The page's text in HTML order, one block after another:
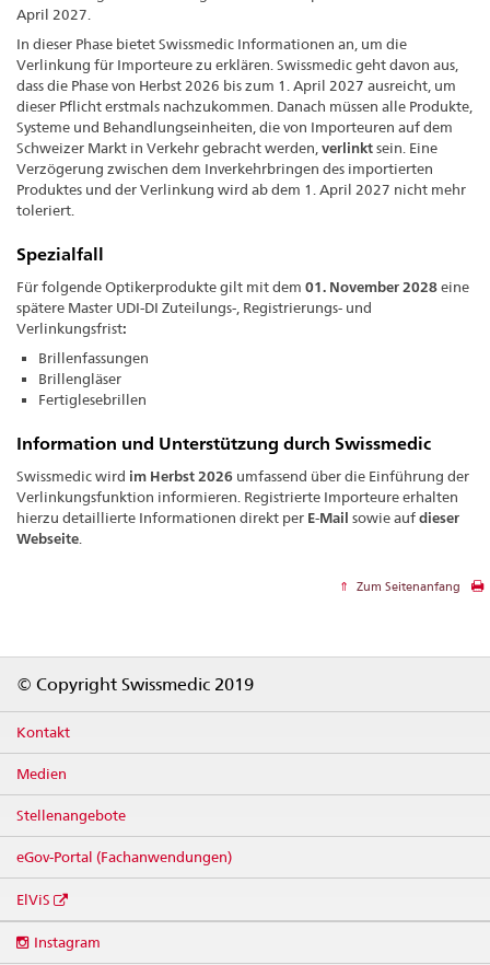
April 2027.
In dieser Phase bietet Swissmedic Informationen an, um die
Verlinkung für Importeure zu erklären. Swissmedic geht davon aus,
dass die Phase von Herbst 2026 bis zum 1. April 2027 ausreicht, um
dieser Pflicht erstmals nachzukommen. Danach müssen alle Produkte,
Systeme und Behandlungseinheiten, die von Importeuren auf dem
Schweizer Markt in Verkehr gebracht werden, verlinktsein. Eine
Verzögerung zwischen dem Inverkehrbringen des importierten
Produktes und der Verlinkung wird ab dem 1. April 2027 nicht mehr
toleriert.
Spezialfall
Für folgende Optikerprodukte gilt mit dem 01. November 2028eine
spätere Master UDI-DI Zuteilungs-, Registrierungs- und
Verlinkungsfrist:
Brillenfassungen
Brillengläser
Fertiglesebrillen
Information und Unterstützung durch Swissmedic
Swissmedic wird im Herbst 2026 umfassend über die Einführung der
Verlinkungsfunktion informieren. Registrierte Importeure erhalten
hierzu detaillierte Informationen direkt per E-Mail sowie aufdieser
Webseite
Zum Seitenanfang
© Copyright Swissmedic 2019
Kontakt
Medien
Stellenangebote
eGov-Portal (Fachanwendungen)
ElViS
media
Instagram